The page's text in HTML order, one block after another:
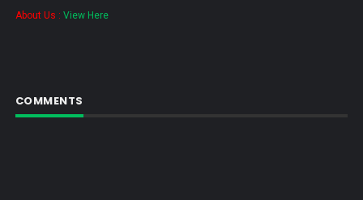
About Us : View Here
COMMENTS